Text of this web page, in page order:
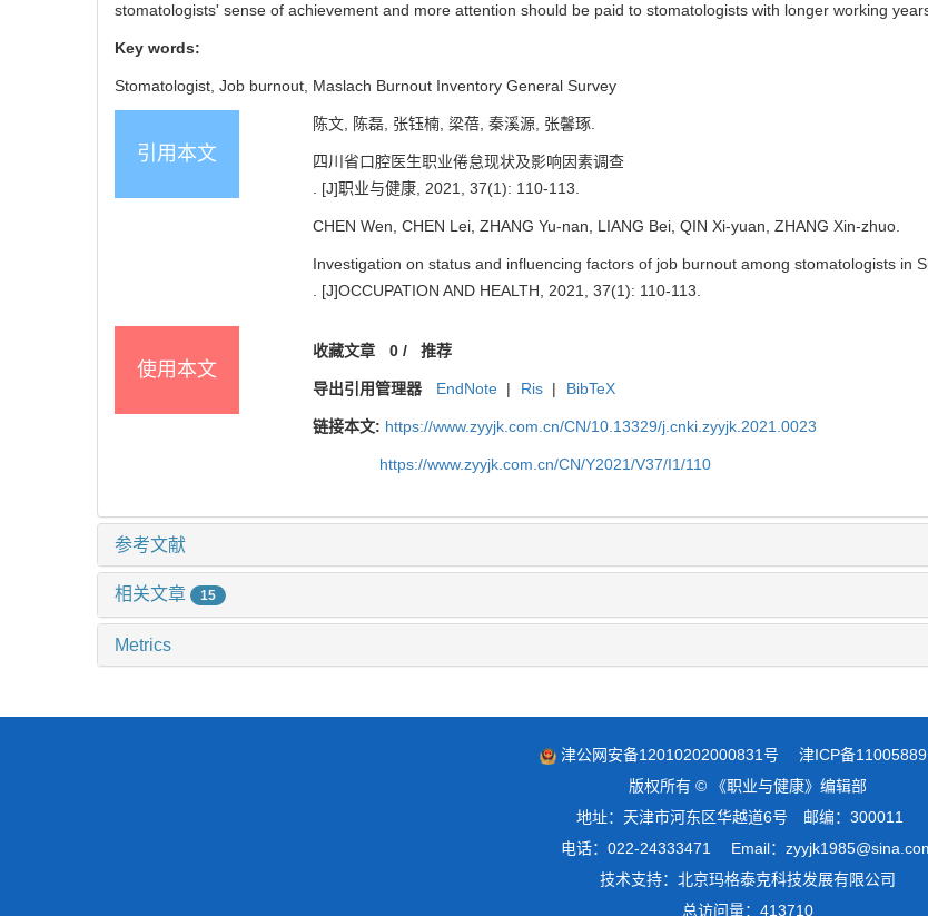
stomatologists' sense of achievement and more attention should be paid to stomatologists with longer working
Key words:
Stomatologist, Job burnout, Maslach Burnout Inventory General Survey
引用本文
陈文, 陈磊, 张钰楠, 梁蓓, 秦溪源, 张馨琢.
四川省口腔医生职业倦怠现状及影响因素调查
. [J]职业与健康, 2021, 37(1): 110-113.
CHEN Wen, CHEN Lei, ZHANG Yu-nan, LIANG Bei, QIN Xi-yuan, ZHANG Xin-zhuo.
Investigation on status and influencing factors of job burnout among stomatologists in
. [J]OCCUPATION AND HEALTH, 2021, 37(1): 110-113.
使用本文
收藏文章 0/ 推荐
导出引用管理器 EndNote | Ris | BibTeX
链接本文: https://www.zyyjk.com.cn/CN/10.13329/j.cnki.zyyjk.2021.0023
https://www.zyyjk.com.cn/CN/Y2021/V37/I1/110
参考文献
相关文章 15
Metrics
津公网安备12010202000831号
津ICP备
版权所有 © 《职业与健康》编辑部
地址：天津市河东区华越道6号 邮编：300011
电话：022-24333471 Email：
技术支持： 北京玛格泰克科技发展有限公司
总访问量： 413710